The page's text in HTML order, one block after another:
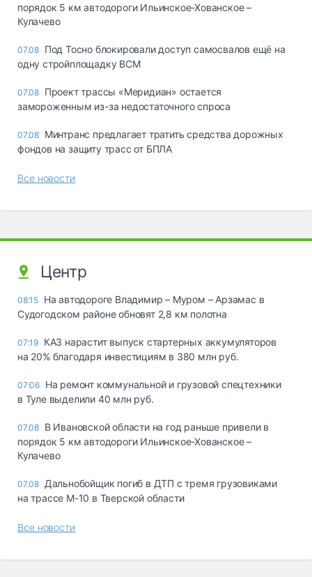
порядок 5 км автодороги Ильинское-Хованское –
Кулачево
07.08 Под Тосно блокировали доступ самосвалов ещё на
одну стройплощадку ВСМ
07.08 Проект трассы «Меридиан» остается
замороженным из-за недостаточного спроса
07.08 Минтранс предлагает тратить средства дорожных
фондов на защиту трасс от БПЛА
Все новости
Центр
08:15 На автодороге Владимир – Муром – Арзамас в
Судогодском районе обновят 2,8 км полотна
07:19 КАЗ нарастит выпуск стартерных аккумуляторов
на 20% благодаря инвестициям в 380 млн руб.
07:06 На ремонт коммунальной и грузовой спецтехники
в Туле выделили 40 млн руб.
07.08 В Ивановской области на год раньше привели в
порядок 5 км автодороги Ильинское-Хованское –
Кулачево
07.08 Дальнобойщик погиб в ДТП с тремя грузовиками
на трассе М-10 в Тверской области
Все новости